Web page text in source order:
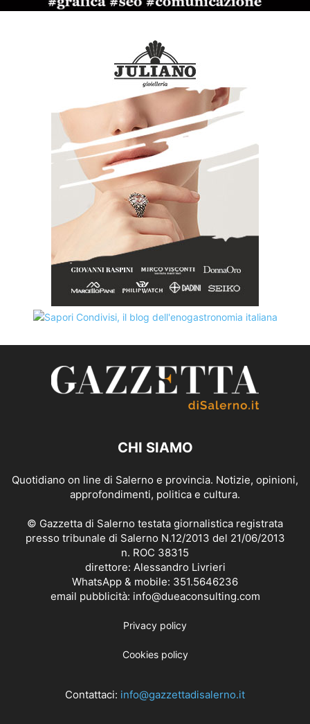
CHI SIAMO
Quotidiano on line di Salerno e provincia. Notizie, opinioni,
approfondimenti, politica e cultura.
© Gazzetta di Salerno testata giornalistica registrata
presso tribunale di Salerno N.12/2013 del 21/06/2013
n. ROC 38315
direttore: Alessandro Livrieri
WhatsApp & mobile: 351.5646236
email pubblicità: info@dueaconsulting.com
Privacy policy
Cookies policy
Contattaci: info@gazzettadisalerno.it